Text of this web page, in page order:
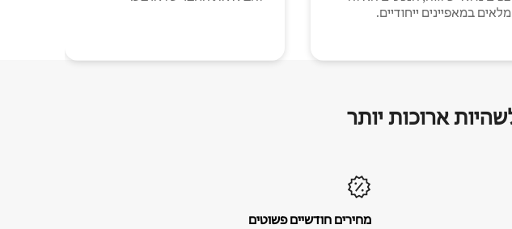
מלאים במאפיינים ייחודיים.
ארוכות יותר
מחירים חודשיים פשוטים